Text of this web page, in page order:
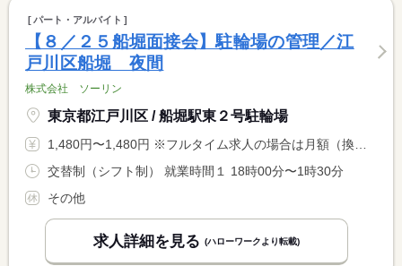
パート・アルバイト
【８／２５船堀面接会】駐輪場の管理／江
戸川区船堀 夜間
株式会社 ソーリン
東京都江戸川区 / 船堀駅東２号駐輪場
1,480円〜1,480円 ※フルタイム求人の場合は月額（換算額）、パート求人の場合は時間額を表示しています。
交替制（シフト制） 就業時間１ 18時00分〜1時30分
その他
求人詳細を見る (ハローワークより転載)